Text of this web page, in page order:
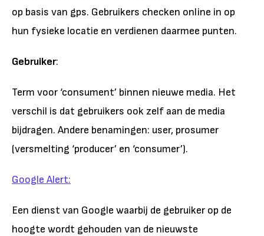
op basis van gps. Gebruikers checken online in op
hun fysieke locatie en verdienen daarmee punten.
Gebruiker:
Term voor ‘consument’ binnen nieuwe media. Het
verschil is dat gebruikers ook zelf aan de media
bijdragen. Andere benamingen: user, prosumer
(versmelting ‘producer’ en ‘consumer’).
Google Alert:
Een dienst van Google waarbij de gebruiker op de
hoogte wordt gehouden van de nieuwste